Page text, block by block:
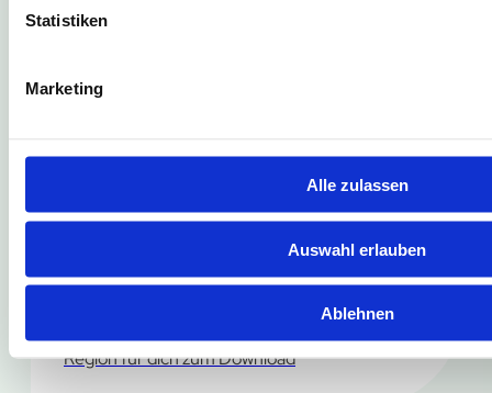
Statistiken
Marketing
Alle zulassen
Auswahl erlauben
Ablehnen
Liniennetz-Pläne
Region für dich zum Download